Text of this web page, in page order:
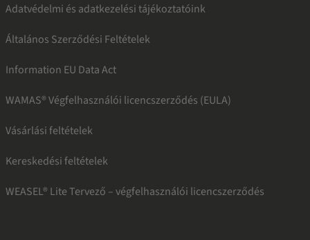
Adatvédelmi és adatkezelési tájékoztatóink
Általános Szerződési Feltételek
Information EU Data Act
WAMAS® Végfelhasználói licencszerződés (EULA)
Vásárlási feltételek
Kereskedési feltételek
WEASEL® Lite Tervező – végfelhasználói licencszerződés